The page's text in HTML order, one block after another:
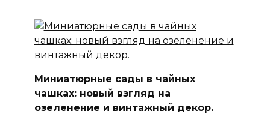
Миниатюрные сады в чайных
чашках: новый взгляд на
озеленение и винтажный декор.